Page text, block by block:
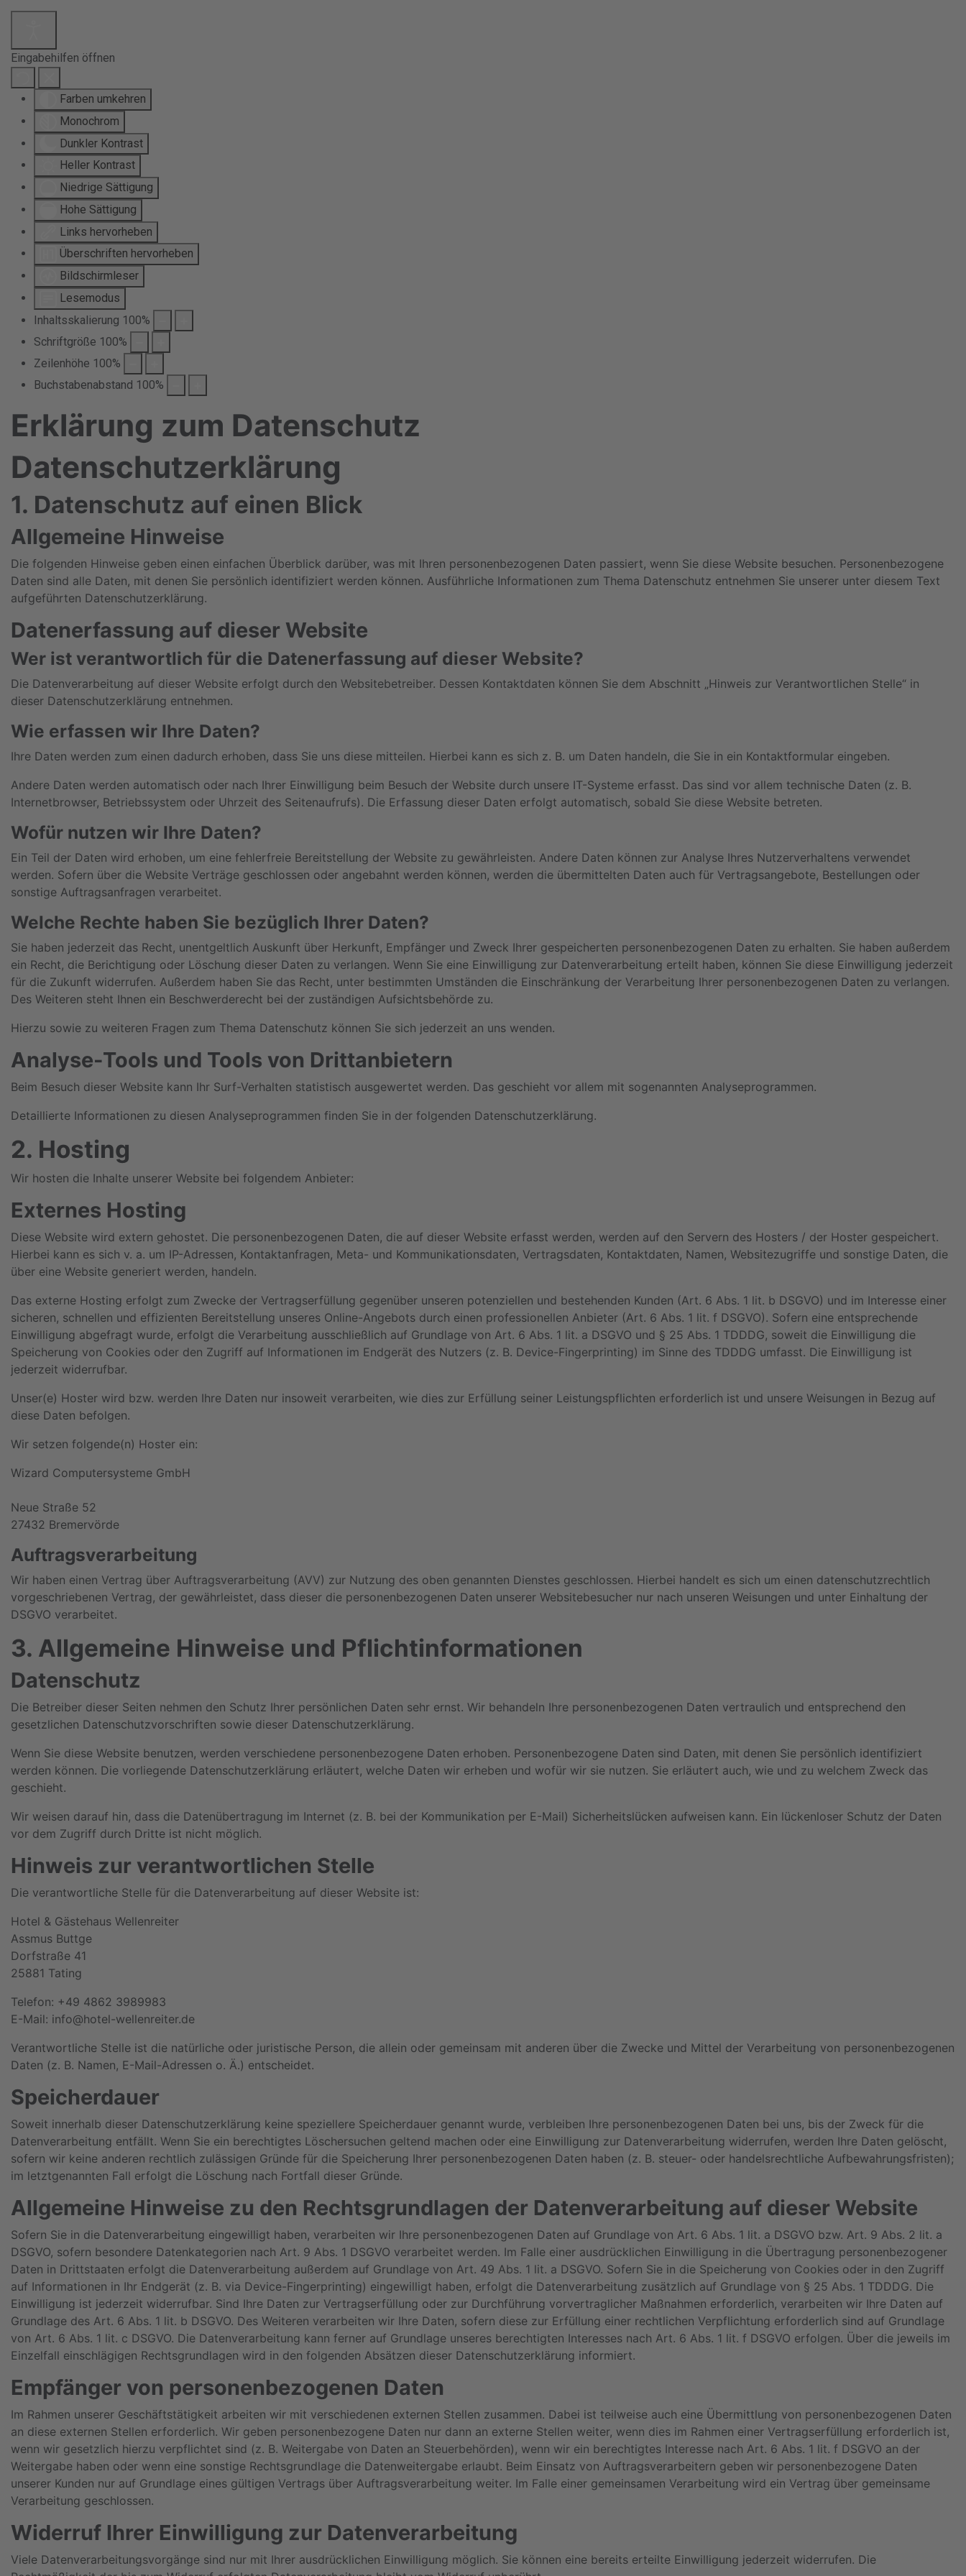
Eingabehilfen öffnen
Farben umkehren
Monochrom
Dunkler Kontrast
Heller Kontrast
Niedrige Sättigung
Hohe Sättigung
Links hervorheben
Überschriften hervorheben
Bildschirmleser
Lesemodus
Inhaltsskalierung 100%
Schriftgröße 100%
Zeilenhöhe 100%
Buchstabenabstand 100%
Erklärung zum Datenschutz
Datenschutz­erklärung
1. Datenschutz auf einen Blick
Allgemeine Hinweise
Die folgenden Hinweise geben einen einfachen Überblick darüber, was mit Ihren personenbezogenen Daten passiert, wenn Sie diese Website besuchen. Personenbezogene
Daten sind alle Daten, mit denen Sie persönlich identifiziert werden können. Ausführliche Informationen zum Thema Datenschutz entnehmen Sie unserer unter diesem Text
aufgeführten Datenschutzerklärung.
Datenerfassung auf dieser Website
Wer ist verantwortlich für die Datenerfassung auf dieser Website?
Die Datenverarbeitung auf dieser Website erfolgt durch den Websitebetreiber. Dessen Kontaktdaten können Sie dem Abschnitt „Hinweis zur Verantwortlichen Stelle“ in
dieser Datenschutzerklärung entnehmen.
Wie erfassen wir Ihre Daten?
Ihre Daten werden zum einen dadurch erhoben, dass Sie uns diese mitteilen. Hierbei kann es sich z. B. um Daten handeln, die Sie in ein Kontaktformular eingeben.
Andere Daten werden automatisch oder nach Ihrer Einwilligung beim Besuch der Website durch unsere IT-Systeme erfasst. Das sind vor allem technische Daten (z. B.
Internetbrowser, Betriebssystem oder Uhrzeit des Seitenaufrufs). Die Erfassung dieser Daten erfolgt automatisch, sobald Sie diese Website betreten.
Wofür nutzen wir Ihre Daten?
Ein Teil der Daten wird erhoben, um eine fehlerfreie Bereitstellung der Website zu gewährleisten. Andere Daten können zur Analyse Ihres Nutzerverhaltens verwendet
werden. Sofern über die Website Verträge geschlossen oder angebahnt werden können, werden die übermittelten Daten auch für Vertragsangebote, Bestellungen oder
sonstige Auftragsanfragen verarbeitet.
Welche Rechte haben Sie bezüglich Ihrer Daten?
Sie haben jederzeit das Recht, unentgeltlich Auskunft über Herkunft, Empfänger und Zweck Ihrer gespeicherten personenbezogenen Daten zu erhalten. Sie haben außerdem
ein Recht, die Berichtigung oder Löschung dieser Daten zu verlangen. Wenn Sie eine Einwilligung zur Datenverarbeitung erteilt haben, können Sie diese Einwilligung jederzeit
für die Zukunft widerrufen. Außerdem haben Sie das Recht, unter bestimmten Umständen die Einschränkung der Verarbeitung Ihrer personenbezogenen Daten zu verlangen.
Des Weiteren steht Ihnen ein Beschwerderecht bei der zuständigen Aufsichtsbehörde zu.
Hierzu sowie zu weiteren Fragen zum Thema Datenschutz können Sie sich jederzeit an uns wenden.
Analyse-Tools und Tools von Dritt­anbietern
Beim Besuch dieser Website kann Ihr Surf-Verhalten statistisch ausgewertet werden. Das geschieht vor allem mit sogenannten Analyseprogrammen.
Detaillierte Informationen zu diesen Analyseprogrammen finden Sie in der folgenden Datenschutzerklärung.
2. Hosting
Wir hosten die Inhalte unserer Website bei folgendem Anbieter:
Externes Hosting
Diese Website wird extern gehostet. Die personenbezogenen Daten, die auf dieser Website erfasst werden, werden auf den Servern des Hosters / der Hoster gespeichert.
Hierbei kann es sich v. a. um IP-Adressen, Kontaktanfragen, Meta- und Kommunikationsdaten, Vertragsdaten, Kontaktdaten, Namen, Websitezugriffe und sonstige Daten, die
über eine Website generiert werden, handeln.
Das externe Hosting erfolgt zum Zwecke der Vertragserfüllung gegenüber unseren potenziellen und bestehenden Kunden (Art. 6 Abs. 1 lit. b DSGVO) und im Interesse einer
sicheren, schnellen und effizienten Bereitstellung unseres Online-Angebots durch einen professionellen Anbieter (Art. 6 Abs. 1 lit. f DSGVO). Sofern eine entsprechende
Einwilligung abgefragt wurde, erfolgt die Verarbeitung ausschließlich auf Grundlage von Art. 6 Abs. 1 lit. a DSGVO und § 25 Abs. 1 TDDDG, soweit die Einwilligung die
Speicherung von Cookies oder den Zugriff auf Informationen im Endgerät des Nutzers (z. B. Device-Fingerprinting) im Sinne des TDDDG umfasst. Die Einwilligung ist
jederzeit widerrufbar.
Unser(e) Hoster wird bzw. werden Ihre Daten nur insoweit verarbeiten, wie dies zur Erfüllung seiner Leistungspflichten erforderlich ist und unsere Weisungen in Bezug auf
diese Daten befolgen.
Wir setzen folgende(n) Hoster ein:
Wizard Computersysteme GmbH
Neue Straße 52
27432 Bremervörde
Auftragsverarbeitung
Wir haben einen Vertrag über Auftragsverarbeitung (AVV) zur Nutzung des oben genannten Dienstes geschlossen. Hierbei handelt es sich um einen datenschutzrechtlich
vorgeschriebenen Vertrag, der gewährleistet, dass dieser die personenbezogenen Daten unserer Websitebesucher nur nach unseren Weisungen und unter Einhaltung der
DSGVO verarbeitet.
3. Allgemeine Hinweise und Pflicht­informationen
Datenschutz
Die Betreiber dieser Seiten nehmen den Schutz Ihrer persönlichen Daten sehr ernst. Wir behandeln Ihre personenbezogenen Daten vertraulich und entsprechend den
gesetzlichen Datenschutzvorschriften sowie dieser Datenschutzerklärung.
Wenn Sie diese Website benutzen, werden verschiedene personenbezogene Daten erhoben. Personenbezogene Daten sind Daten, mit denen Sie persönlich identifiziert
werden können. Die vorliegende Datenschutzerklärung erläutert, welche Daten wir erheben und wofür wir sie nutzen. Sie erläutert auch, wie und zu welchem Zweck das
geschieht.
Wir weisen darauf hin, dass die Datenübertragung im Internet (z. B. bei der Kommunikation per E-Mail) Sicherheitslücken aufweisen kann. Ein lückenloser Schutz der Daten
vor dem Zugriff durch Dritte ist nicht möglich.
Hinweis zur verantwortlichen Stelle
Die verantwortliche Stelle für die Datenverarbeitung auf dieser Website ist:
Hotel & Gästehaus Wellenreiter
Assmus Buttge
Dorfstraße 41
25881 Tating
Telefon: +49 4862 3989983
E-Mail: info@hotel-wellenreiter.de
Verantwortliche Stelle ist die natürliche oder juristische Person, die allein oder gemeinsam mit anderen über die Zwecke und Mittel der Verarbeitung von personenbezogenen
Daten (z. B. Namen, E-Mail-Adressen o. Ä.) entscheidet.
Speicherdauer
Soweit innerhalb dieser Datenschutzerklärung keine speziellere Speicherdauer genannt wurde, verbleiben Ihre personenbezogenen Daten bei uns, bis der Zweck für die
Datenverarbeitung entfällt. Wenn Sie ein berechtigtes Löschersuchen geltend machen oder eine Einwilligung zur Datenverarbeitung widerrufen, werden Ihre Daten gelöscht,
sofern wir keine anderen rechtlich zulässigen Gründe für die Speicherung Ihrer personenbezogenen Daten haben (z. B. steuer- oder handelsrechtliche Aufbewahrungsfristen);
im letztgenannten Fall erfolgt die Löschung nach Fortfall dieser Gründe.
Allgemeine Hinweise zu den Rechtsgrundlagen der Datenverarbeitung auf dieser Website
Sofern Sie in die Datenverarbeitung eingewilligt haben, verarbeiten wir Ihre personenbezogenen Daten auf Grundlage von Art. 6 Abs. 1 lit. a DSGVO bzw. Art. 9 Abs. 2 lit. a
DSGVO, sofern besondere Datenkategorien nach Art. 9 Abs. 1 DSGVO verarbeitet werden. Im Falle einer ausdrücklichen Einwilligung in die Übertragung personenbezogener
Daten in Drittstaaten erfolgt die Datenverarbeitung außerdem auf Grundlage von Art. 49 Abs. 1 lit. a DSGVO. Sofern Sie in die Speicherung von Cookies oder in den Zugriff
auf Informationen in Ihr Endgerät (z. B. via Device-Fingerprinting) eingewilligt haben, erfolgt die Datenverarbeitung zusätzlich auf Grundlage von § 25 Abs. 1 TDDDG. Die
Einwilligung ist jederzeit widerrufbar. Sind Ihre Daten zur Vertragserfüllung oder zur Durchführung vorvertraglicher Maßnahmen erforderlich, verarbeiten wir Ihre Daten auf
Grundlage des Art. 6 Abs. 1 lit. b DSGVO. Des Weiteren verarbeiten wir Ihre Daten, sofern diese zur Erfüllung einer rechtlichen Verpflichtung erforderlich sind auf Grundlage
von Art. 6 Abs. 1 lit. c DSGVO. Die Datenverarbeitung kann ferner auf Grundlage unseres berechtigten Interesses nach Art. 6 Abs. 1 lit. f DSGVO erfolgen. Über die jeweils im
Einzelfall einschlägigen Rechtsgrundlagen wird in den folgenden Absätzen dieser Datenschutzerklärung informiert.
Empfänger von personenbezogenen Daten
Im Rahmen unserer Geschäftstätigkeit arbeiten wir mit verschiedenen externen Stellen zusammen. Dabei ist teilweise auch eine Übermittlung von personenbezogenen Daten
an diese externen Stellen erforderlich. Wir geben personenbezogene Daten nur dann an externe Stellen weiter, wenn dies im Rahmen einer Vertragserfüllung erforderlich ist,
wenn wir gesetzlich hierzu verpflichtet sind (z. B. Weitergabe von Daten an Steuerbehörden), wenn wir ein berechtigtes Interesse nach Art. 6 Abs. 1 lit. f DSGVO an der
Weitergabe haben oder wenn eine sonstige Rechtsgrundlage die Datenweitergabe erlaubt. Beim Einsatz von Auftragsverarbeitern geben wir personenbezogene Daten
unserer Kunden nur auf Grundlage eines gültigen Vertrags über Auftragsverarbeitung weiter. Im Falle einer gemeinsamen Verarbeitung wird ein Vertrag über gemeinsame
Verarbeitung geschlossen.
Widerruf Ihrer Einwilligung zur Datenverarbeitung
Viele Datenverarbeitungsvorgänge sind nur mit Ihrer ausdrücklichen Einwilligung möglich. Sie können eine bereits erteilte Einwilligung jederzeit widerrufen. Die